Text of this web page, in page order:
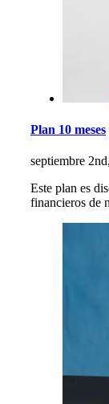
Plan 10 meses
septiembre
Este plan es
financieros de